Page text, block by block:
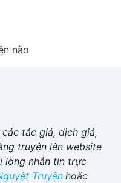
nào
các tác giả, dịch giả,
truyện lên website
lòng nhắn tin trực
Truyện hoặc